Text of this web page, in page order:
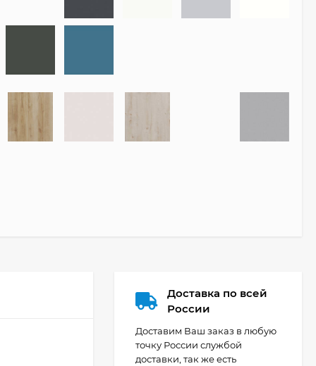
Доставка по всей
России
Доставим Ваш заказ в любую
точку России службой
доставки, так же есть